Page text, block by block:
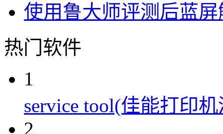
使用鲁大师评测后蓝
热门软件
1
service tool(佳能打印
2